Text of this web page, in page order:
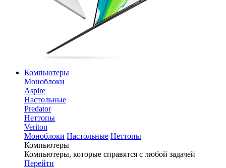
Компьютеры
Моноблоки
Aspire
Настольные
Predator
Неттопы
Veriton
Моноблоки Настольные Неттопы
Компьютеры
Компьютеры, которые справятся с любой задачей
Перейти